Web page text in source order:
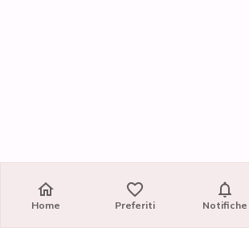
Home Preferiti Notifiche
Home Preferiti Notifiche